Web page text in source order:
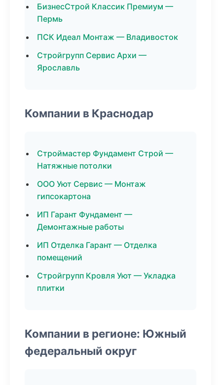
БизнесСтрой Классик Премиум —
Пермь
ПСК Идеал Монтаж — Владивосток
Стройгрупп Сервис Архи —
Ярославль
Компании в Краснодар
Строймастер Фундамент Строй —
Натяжные потолки
ООО Уют Сервис — Монтаж
гипсокартона
ИП Гарант Фундамент —
Демонтажные работы
ИП Отделка Гарант — Отделка
помещений
Стройгрупп Кровля Уют — Укладка
плитки
Компании в регионе: Южный
федеральный округ